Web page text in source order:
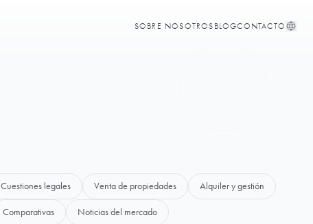
SOBRE NOSOTROS BLOGCONTACTO
Cuestiones legales Venta de propiedades Alquiler y gestión
Comparativas Noticias del mercado